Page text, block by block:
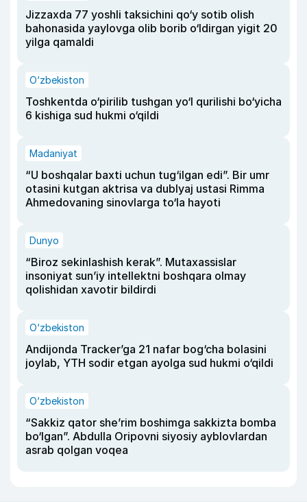
Jizzaxda 77 yoshli taksichini qo‘y sotib olish
bahonasida yaylovga olib borib o‘ldirgan yigit 20
yilga qamaldi
O‘zbekiston
Toshkentda o‘pirilib tushgan yo‘l qurilishi bo‘yicha
6 kishiga sud hukmi o‘qildi
Madaniyat
“U boshqalar baxti uchun tug‘ilgan edi”. Bir umr
otasini kutgan aktrisa va dublyaj ustasi Rimma
Ahmedovaning sinovlarga to‘la hayoti
Dunyo
“Biroz sekinlashish kerak”. Mutaxassislar
insoniyat sun’iy intellektni boshqara olmay
qolishidan xavotir bildirdi
O‘zbekiston
Andijonda Tracker’ga 21 nafar bog‘cha bolasini
joylab, YTH sodir etgan ayolga sud hukmi o‘qildi
O‘zbekiston
“Sakkiz qator she’rim boshimga sakkizta bomba
bo‘lgan”. Abdulla Oripovni siyosiy ayblovlardan
asrab qolgan voqea